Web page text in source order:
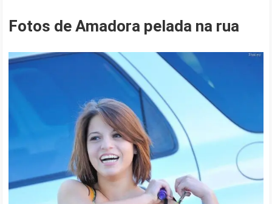
Fotos de Amadora pelada na rua